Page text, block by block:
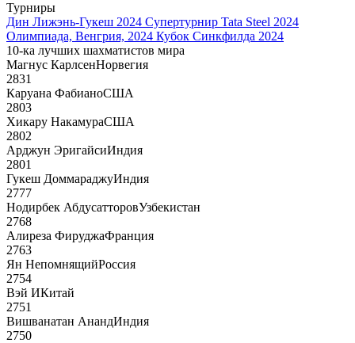
Турниры
Дин Лижэнь-Гукеш 2024 Супертурнир Tata Steel 2024
Олимпиада, Венгрия, 2024 Кубок Синкфилда 2024
10-ка лучших шахматистов мира
Магнус КарлсенНорвегия
2831
Каруана ФабианоСША
2803
Хикару НакамураСША
2802
Арджун ЭригайсиИндия
2801
Гукеш ДоммараджуИндия
2777
Нодирбек АбдусатторовУзбекистан
2768
Алиреза ФируджаФранция
2763
Ян НепомнящийРоссия
2754
Вэй ИКитай
2751
Вишванатан АнандИндия
2750